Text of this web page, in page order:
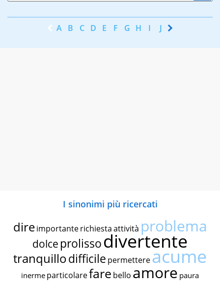
A B C D E F G H I J K
I sinonimi più ricercati
dire importante richiestaattività problema
dolce prolissodivertente
tranquillodifficile permettereacume
inerme particolarefare bello amore paura